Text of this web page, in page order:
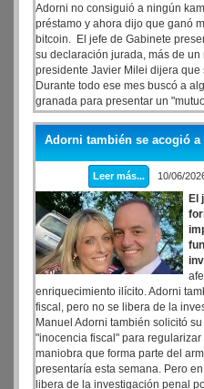
Adorni no consiguió a ningún
préstamo y ahora dijo que ganó
bitcoin. El jefe de Gabinete
su declaración jurada, más de
presidente Javier Milei dijera
Durante todo ese mes buscó a
granada para presentar un
personas, pero no pudo
chancherado ante su equipo y la
fácil el tema buscando "una
ubicarse entre él y la justicia
Adorni también se acogió a
Leer más... 10/06/
El
enriquecimiento ilícito. Adorni
fiscal, pero no se libera de la
Manuel Adorni también solicitó
"inocencia fiscal" para
maniobra que forma parte del
presentaría esta semana. Pero
libera de la investigación penal